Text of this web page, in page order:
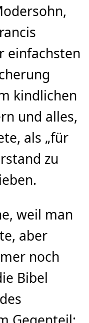
einfachsten
kindlichen
und alles,
als „für
zu
weil man
aber
noch
Bibel